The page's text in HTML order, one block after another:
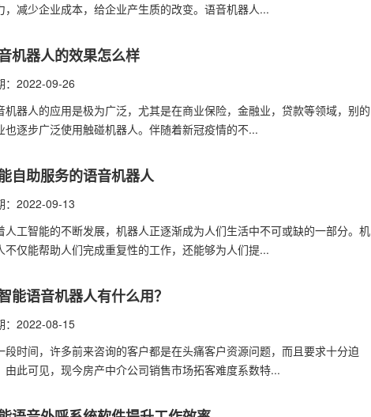
，减少企业成本，给企业产生质的改变。语音机器人...
机器人的效果怎么样
：2022-09-26
机器人的应用是极为广泛，尤其是在商业保险，金融业，贷款等领域，别的
也逐步广泛使用触碰机器人。伴随着新冠疫情的不...
自助服务的语音机器人
：2022-09-13
人工智能的不断发展，机器人正逐渐成为人们生活中不可或缺的一部分。机
不仅能帮助人们完成重复性的工作，还能够为人们提...
能语音机器人有什么用？
：2022-08-15
段时间，许多前来咨询的客户都是在头痛客户资源问题，而且要求十分迫
由此可见，现今房产中介公司销售市场拓客难度系数特...